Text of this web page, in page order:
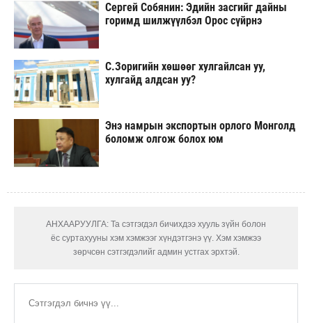
Сергей Собянин: Эдийн засгийг дайны
горимд шилжүүлбэл Орос сүйрнэ
С.Зоригийн хөшөөг хулгайлсан уу,
хулгайд алдсан уу?
Энэ намрын экспортын орлого Монголд
боломж олгож болох юм
АНХААРУУЛГА: Та сэтгэгдэл бичихдээ хууль зүйн болон
ёс суртахууны хэм хэмжээг хүндэтгэнэ үү. Хэм хэмжээ
зөрчсөн сэтгэгдэлийг админ устгах эрхтэй.